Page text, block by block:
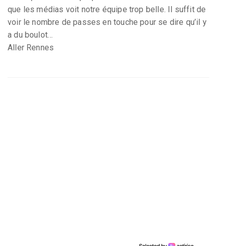
que les médias voit notre équipe trop belle. Il suffit de
voir le nombre de passes en touche pour se dire qu’il y
a du boulot…
Aller Rennes